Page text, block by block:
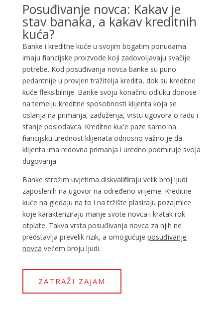
Posuđivanje novca: Kakav je
stav banaka, a kakav kreditnih
kuća?
Banke i kreditne kuće u svojim bogatim ponudama
imaju financijske proizvode koji zadovoljavaju svačije
potrebe. Kod posuđivanja novca banke su puno
pedantnije u provjeri tražitelja kredita, dok su kreditne
kuće fleksibilnije. Banke svoju konačnu odluku donose
na temelju kreditne sposobnosti klijenta koja se
oslanja na primanja, zaduženja, vrstu ugovora o radu i
stanje poslodavca. Kreditne kuće paze samo na
financijsku urednost klijenata odnosno važno je da
klijenta ima redovna primanja i uredno podmiruje svoja
dugovanja.
Banke strožim uvjetima diskvalificiraju velik broj ljudi
zaposlenih na ugovor na određeno vrijeme. Kreditne
kuće na gledaju na to i na tržište plasiraju pozajmice
koje karakteriziraju manje svote novca i kratak rok
otplate. Takva vrsta posuđivanja novca za njih ne
predstavlja prevelik rizik, a omogućuje posuđivanje
novca većem broju ljudi.
ZATRAŽI ZAJAM